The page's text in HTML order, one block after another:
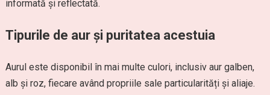
informată și reflectată.
Tipurile de aur și puritatea acestuia
Aurul este disponibil în mai multe culori, inclusiv aur galben,
alb și roz, fiecare având propriile sale particularități și aliaje.